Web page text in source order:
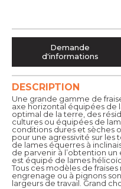
DESCRIPTION
Une grande gamme de
axe horizontal équipées de
optimal de la terre, des
cultures ou équipées de
conditions dures et sèches
pour une agressivité sur les
de lames équerres à
de parvenir à l’obtention
est équipé de lames
Tous ces modèles de
engrenage ou à pignons
largeurs de travail. Grand
Demande
d'informations